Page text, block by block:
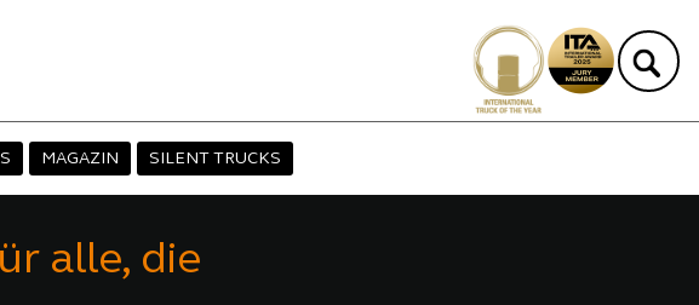
MAGAZIN SILENT TRUCKS
alle, die